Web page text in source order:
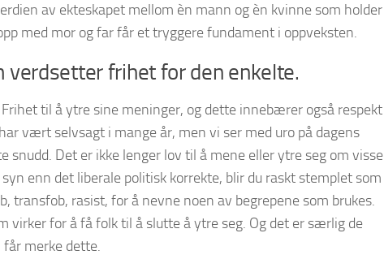
av ekteskapet mellom èn mann og èn kvinne som holder
med mor og far får et tryggere fundament i oppveksten.
verdsetter frihet for den enkelte.
til å ytre sine meninger, og dette innebærer også respekt
vært selvsagt i mange år, men vi ser med uro på dagens
snudd. Det er ikke lenger lov til å mene eller ytre seg om visse
enn det liberale politisk korrekte, blir du raskt stemplet som
transfob, rasist, for å nevne noen av begrepene som brukes.
virker for å få folk til å slutte å ytre seg. Og det er særlig de
merke dette.